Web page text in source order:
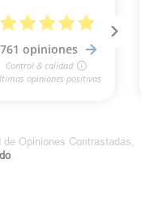
Opiniones Contrastadas,
.